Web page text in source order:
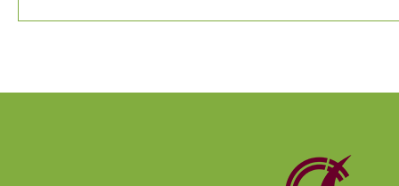
静